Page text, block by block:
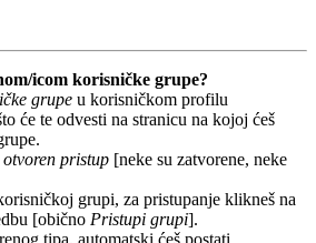
icom korisničke grupe?
grupe u korisničkom profilu
će te odvesti na stranicu na kojoj ćeš
otvoren pristup [neke su zatvorene, neke
grupi, za pristupanje klikneš na
[obično Pristupi grupi].